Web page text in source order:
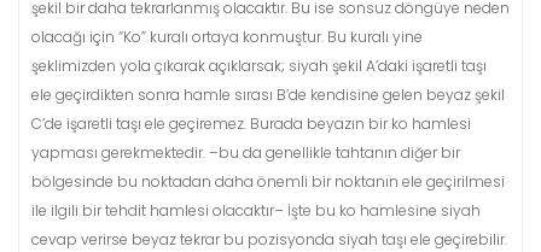
şekil bir daha tekrarlanmış olacaktır. Bu ise sonsuz döngüye neden
olacağı için “Ko” kuralı ortaya konmuştur. Bu kuralı yine
şeklimizden yola çıkarak açıklarsak; siyah şekil A’daki işaretli taşı
ele geçirdikten sonra hamle sırası B’de kendisine gelen beyaz şekil
C’de işaretli taşı ele geçiremez. Burada beyazın bir ko hamlesi
yapması gerekmektedir. –bu da genellikle tahtanın diğer bir
bölgesinde bu noktadan daha önemli bir noktanın ele geçirilmesi
ile ilgili bir tehdit hamlesi olacaktır– İşte bu ko hamlesine siyah
cevap verirse beyaz tekrar bu pozisyonda siyah taşı ele geçirebilir.